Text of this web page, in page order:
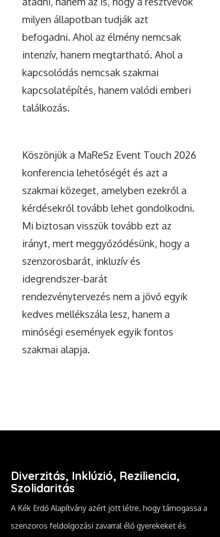
milyen állapotban tudják azt
befogadni. Ahol az élmény nemcsak
intenzív, hanem megtartható. Ahol a
kapcsolódás nemcsak szakmai
kapcsolatépítés, hanem valódi emberi
találkozás.
Köszönjük a MaReSz Event Touch 2026
konferencia lehetőségét és azt a
szakmai közeget, amelyben ezekről a
kérdésekről tovább lehet gondolkodni.
Mi biztosan visszük tovább ezt az
irányt, mert meggyőződésünk, hogy a
szenzorosbarát, inkluzív és
idegrendszer-barát
rendezvénytervezés nem a jövő egyik
kedves mellékszála lesz, hanem a
minőségi események egyik fontos
szakmai alapja.
Diverzitás, Inklúzió, Reziliencia,
Szolidaritás
A Kék Erdő Alapítvány azért jött létre, hogy támogassa a
szenzoros feldolgozási zavarral élő gyerekeket és